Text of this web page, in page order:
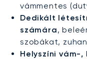
vámmentes
Dedikált
számára,
szobákat,
Helyszíni vám-